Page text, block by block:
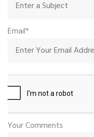
Email*
Your Comments